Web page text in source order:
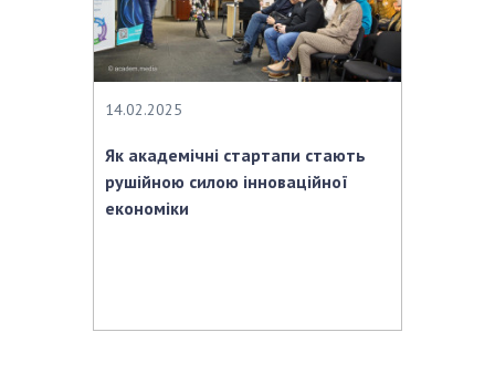
14.02.2025
Як академічні стартапи стають
рушійною силою інноваційної
економіки